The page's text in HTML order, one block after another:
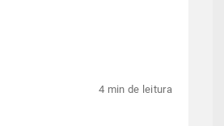
4 min de leitura